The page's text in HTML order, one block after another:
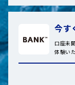
今す
口座未
体験い